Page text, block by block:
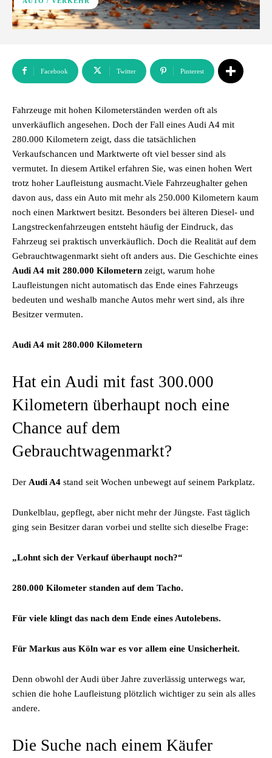
Facebook Twitter Pinterest
Fahrzeuge mit hohen Kilometerständen werden oft als
unverkäuflich angesehen. Doch der Fall eines Audi A4 mit
280.000 Kilometern zeigt, dass die tatsächlichen
Verkaufschancen und Marktwerte oft viel besser sind als
vermutet. In diesem Artikel erfahren Sie, was einen hohen Wert
trotz hoher Laufleistung ausmacht.Viele Fahrzeughalter gehen
davon aus, dass ein Auto mit mehr als 250.000 Kilometern kaum
noch einen Marktwert besitzt. Besonders bei älteren Diesel- und
Langstreckenfahrzeugen entsteht häufig der Eindruck, das
Fahrzeug sei praktisch unverkäuflich. Doch die Realität auf dem
Gebrauchtwagenmarkt sieht oft anders aus. Die Geschichte eines
Audi A4 mit 280.000 Kilometern zeigt, warum hohe
Laufleistungen nicht automatisch das Ende eines Fahrzeugs
bedeuten und weshalb manche Autos mehr wert sind, als ihre
Besitzer vermuten.
Audi A4 mit 280.000 Kilometern
Hat ein Audi mit fast 300.000
Kilometern überhaupt noch eine
Chance auf dem
Gebrauchtwagenmarkt?
Der Audi A4 stand seit Wochen unbewegt auf seinem Parkplatz.
Dunkelblau, gepflegt, aber nicht mehr der Jüngste. Fast täglich
ging sein Besitzer daran vorbei und stellte sich dieselbe Frage:
„Lohnt sich der Verkauf überhaupt noch?“
280.000 Kilometer standen auf dem Tacho.
Für viele klingt das nach dem Ende eines Autolebens.
Für Markus aus Köln war es vor allem eine Unsicherheit.
Denn obwohl der Audi über Jahre zuverlässig unterwegs war,
schien die hohe Laufleistung plötzlich wichtiger zu sein als alles
andere.
Die Suche nach einem Käufer